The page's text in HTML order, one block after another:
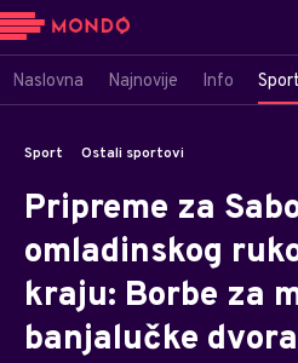
Naslovna Najnovije Info Sport
Sport Ostali sportovi
Pripreme za
omladinskog
kraju: Borbe za
banjalučke